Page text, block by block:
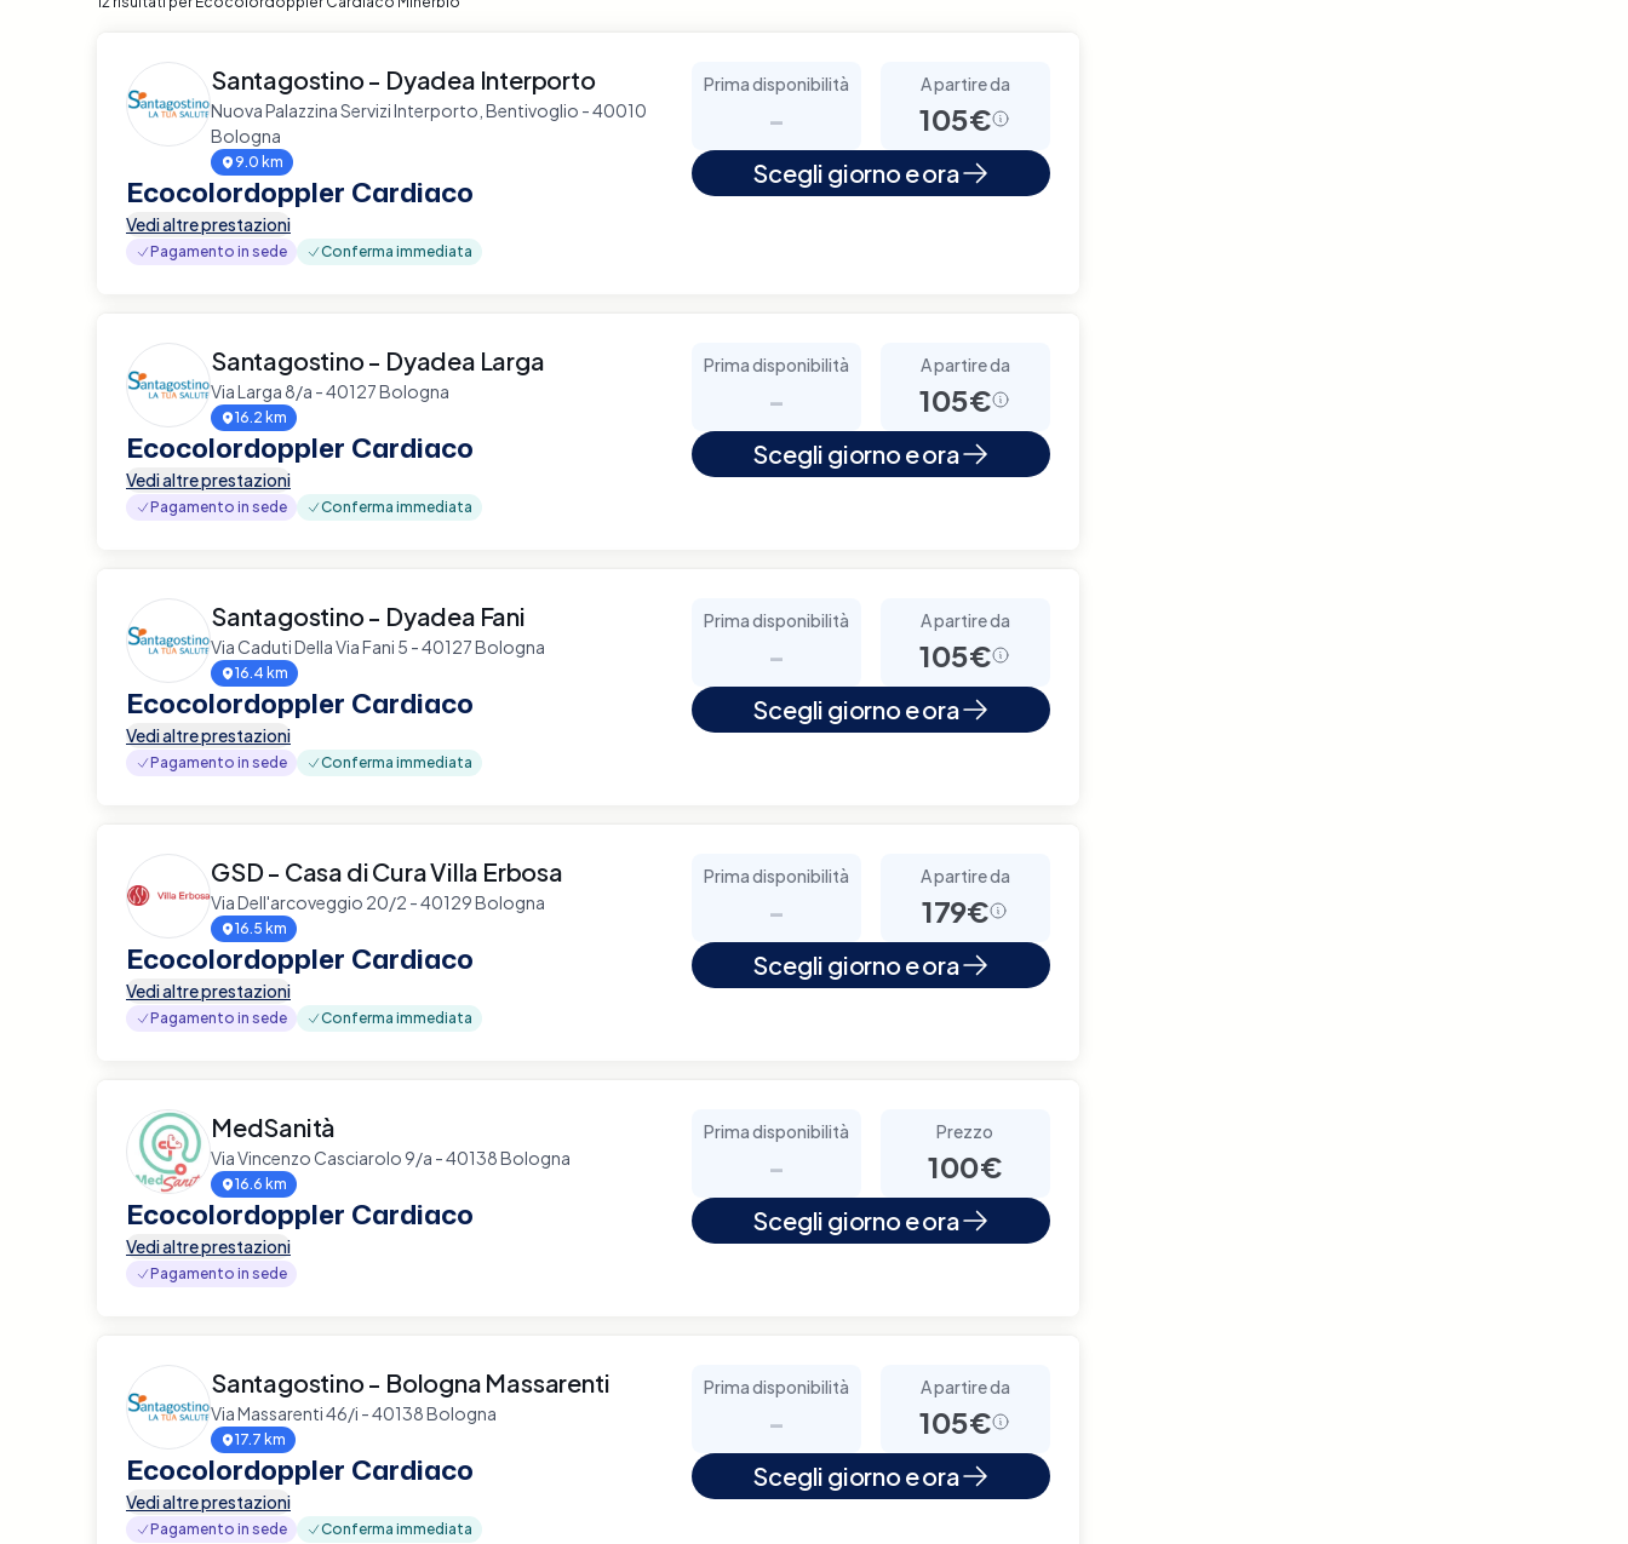
Santagostino - Dyadea Interporto
Nuova Palazzina Servizi Interporto, Bentivoglio - 40010
Bologna
9.0 km
Ecocolordoppler Cardiaco
Vedi altre prestazioni
Pagamento in sede Conferma immediata
Prima disponibilità
-
A partire da
105€
Scegli giorno e ora
Santagostino - Dyadea Larga
Via Larga 8/a - 40127 Bologna
16.2 km
Ecocolordoppler Cardiaco
Vedi altre prestazioni
Pagamento in sede Conferma immediata
Prima disponibilità
-
A partire da
105€
Scegli giorno e ora
Santagostino - Dyadea Fani
Via Caduti Della Via Fani 5 - 40127 Bologna
16.4 km
Ecocolordoppler Cardiaco
Vedi altre prestazioni
Pagamento in sede Conferma immediata
Prima disponibilità
-
A partire da
105€
Scegli giorno e ora
GSD - Casa di Cura Villa Erbosa
Via Dell'arcoveggio 20/2 - 40129 Bologna
16.5 km
Ecocolordoppler Cardiaco
Vedi altre prestazioni
Pagamento in sede Conferma immediata
Prima disponibilità
-
A partire da
179€
Scegli giorno e ora
MedSanità
Via Vincenzo Casciarolo 9/a - 40138 Bologna
16.6 km
Ecocolordoppler Cardiaco
Vedi altre prestazioni
Pagamento in sede
Prima disponibilità
-
Prezzo
100€
Scegli giorno e ora
Santagostino - Bologna Massarenti
Via Massarenti 46/i - 40138 Bologna
17.7 km
Ecocolordoppler Cardiaco
Vedi altre prestazioni
Pagamento in sede Conferma immediata
Prima disponibilità
-
A partire da
105€
Scegli giorno e ora